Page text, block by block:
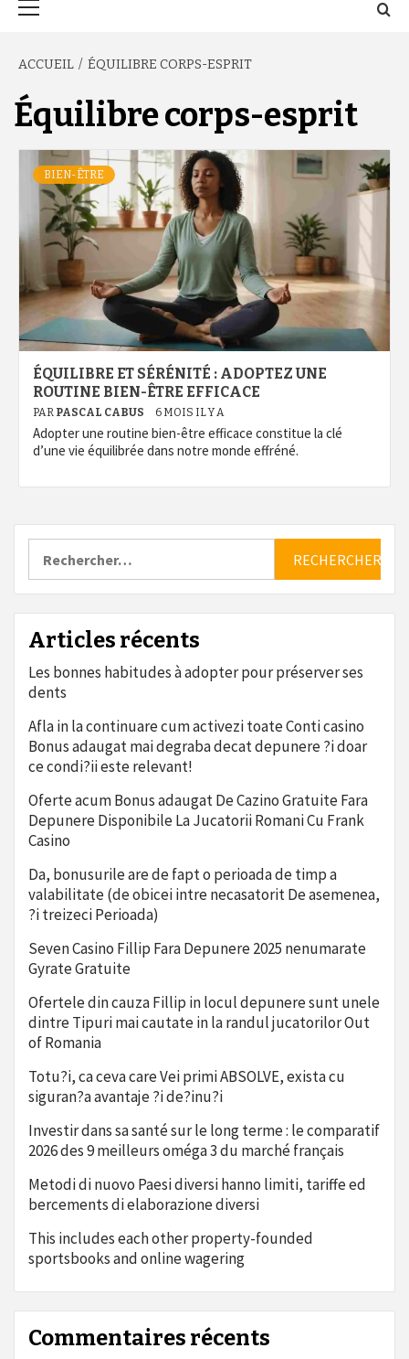
ACCUEIL ÉQUILIBRE CORPS-ESPRIT
Équilibre corps-esprit
BIEN-ÊTRE
ÉQUILIBRE ET SÉRÉNITÉ : ADOPTEZ UNE
ROUTINE BIEN-ÊTRE EFFICACE
PAR PASCAL CABUS 6 MOIS IL Y A
Adopter une routine bien-être efficace constitue la clé
d’une vie équilibrée dans notre monde effréné.
Articles récents
Les bonnes habitudes à adopter pour préserver ses
dents
Afla in la continuare cum activezi toate Conti casino
Bonus adaugat mai degraba decat depunere ?i doar
ce condi?ii este relevant!
Oferte acum Bonus adaugat De Cazino Gratuite Fara
Depunere Disponibile La Jucatorii Romani Cu Frank
Casino
Da, bonusurile are de fapt o perioada de timp a
valabilitate (de obicei intre necasatorit De asemenea,
?i treizeci Perioada)
Seven Casino Fillip Fara Depunere 2025 nenumarate
Gyrate Gratuite
Ofertele din cauza Fillip in locul depunere sunt unele
dintre Tipuri mai cautate in la randul jucatorilor Out
of Romania
Totu?i, ca ceva care Vei primi ABSOLVE, exista cu
siguran?a avantaje ?i de?inu?i
Investir dans sa santé sur le long terme : le comparatif
2026 des 9 meilleurs oméga 3 du marché français
Metodi di nuovo Paesi diversi hanno limiti, tariffe ed
bercements di elaborazione diversi
This includes each other property-founded
sportsbooks and online wagering
Commentaires récents